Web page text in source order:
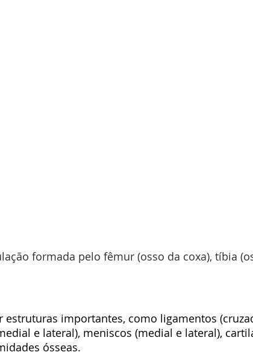
formada pelo fêmur (osso da coxa), tíbia
estruturas importantes, como ligamentos
e lateral), meniscos (medial e lateral),
ósseas.